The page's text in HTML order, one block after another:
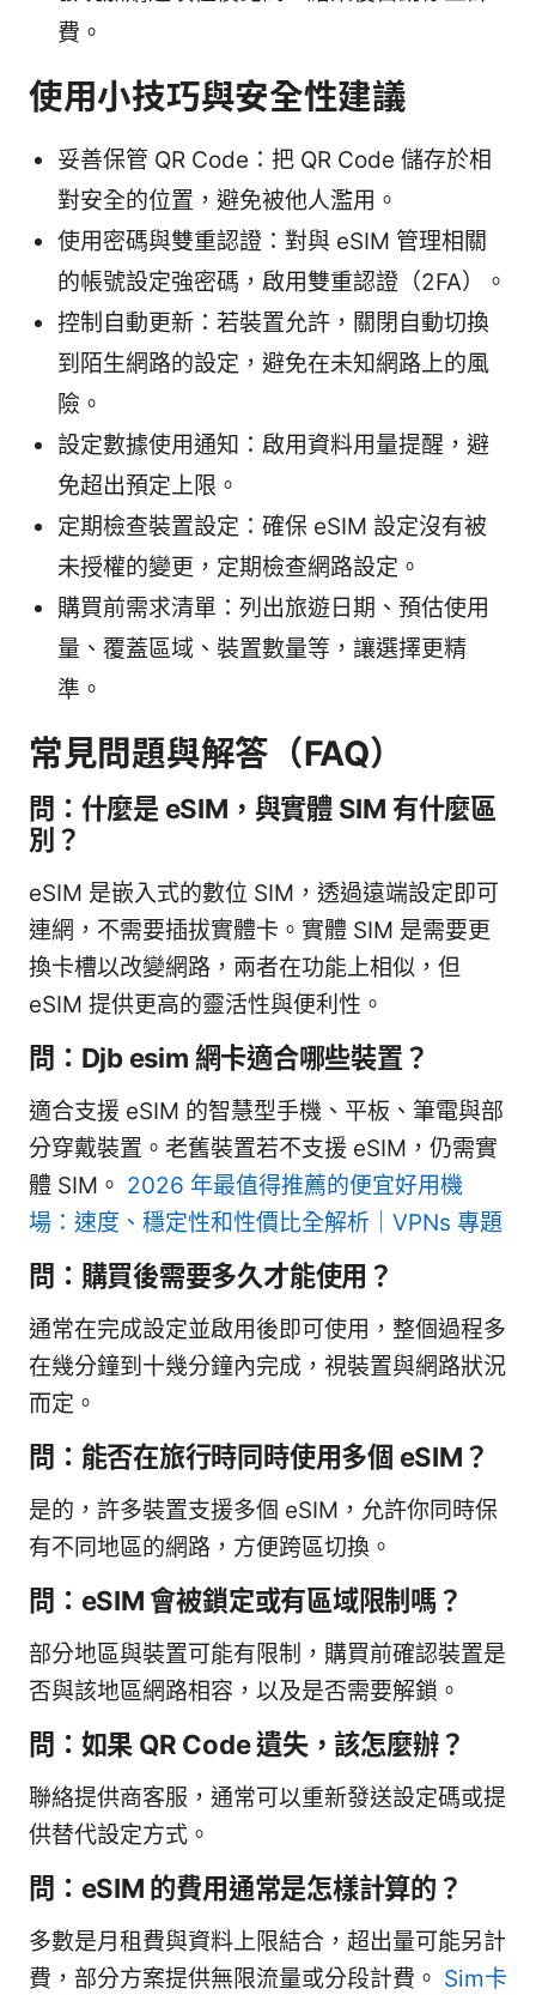
費。
使用小技巧與安全性建議
妥善保管 QR Code：把 QR Code 儲存於相
對安全的位置，避免被他人濫用。
使用密碼與雙重認證：對與 eSIM 管理相關
的帳號設定強密碼，啟用雙重認證（2FA）。
控制自動更新：若裝置允許，關閉自動切換
到陌生網路的設定，避免在未知網路上的風
險。
設定數據使用通知：啟用資料用量提醒，避
免超出預定上限。
定期檢查裝置設定：確保 eSIM 設定沒有被
未授權的變更，定期檢查網路設定。
購買前需求清單：列出旅遊日期、預估使用
量、覆蓋區域、裝置數量等，讓選擇更精
準。
常見問題與解答（FAQ）
問：什麼是 eSIM，與實體 SIM 有什麼區
別？
eSIM 是嵌入式的數位 SIM，透過遠端設定即可
連網，不需要插拔實體卡。實體 SIM 是需要更
換卡槽以改變網路，兩者在功能上相似，但
eSIM 提供更高的靈活性與便利性。
問：Djb esim 網卡適合哪些裝置？
適合支援 eSIM 的智慧型手機、平板、筆電與部
分穿戴裝置。老舊裝置若不支援 eSIM，仍需實
體 SIM。 2026 年最值得推薦的便宜好用機
場：速度、穩定性和性價比全解析｜VPNs 專題
問：購買後需要多久才能使用？
通常在完成設定並啟用後即可使用，整個過程多
在幾分鐘到十幾分鐘內完成，視裝置與網路狀況
而定。
問：能否在旅行時同時使用多個 eSIM？
是的，許多裝置支援多個 eSIM，允許你同時保
有不同地區的網路，方便跨區切換。
問：eSIM 會被鎖定或有區域限制嗎？
部分地區與裝置可能有限制，購買前確認裝置是
否與該地區網路相容，以及是否需要解鎖。
問：如果 QR Code 遺失，該怎麼辦？
聯絡提供商客服，通常可以重新發送設定碼或提
供替代設定方式。
問：eSIM 的費用通常是怎樣計算的？
多數是月租費與資料上限結合，超出量可能另計
費，部分方案提供無限流量或分段計費。 Sim卡